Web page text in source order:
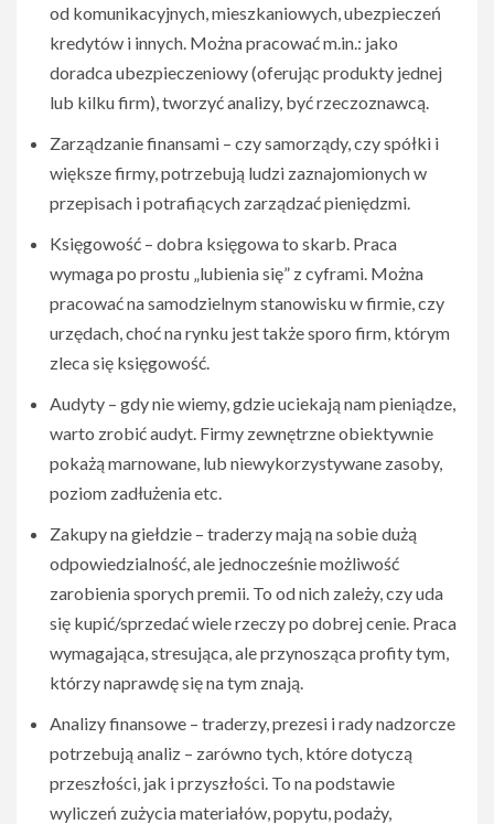
od komunikacyjnych, mieszkaniowych, ubezpieczeń
kredytów i innych. Można pracować m.in.: jako
doradca ubezpieczeniowy (oferując produkty jednej
lub kilku firm), tworzyć analizy, być rzeczoznawcą.
Zarządzanie finansami – czy samorządy, czy spółki i
większe firmy, potrzebują ludzi zaznajomionych w
przepisach i potrafiących zarządzać pieniędzmi.
Księgowość – dobra księgowa to skarb. Praca
wymaga po prostu „lubienia się” z cyframi. Można
pracować na samodzielnym stanowisku w firmie, czy
urzędach, choć na rynku jest także sporo firm, którym
zleca się księgowość.
Audyty – gdy nie wiemy, gdzie uciekają nam pieniądze,
warto zrobić audyt. Firmy zewnętrzne obiektywnie
pokażą marnowane, lub niewykorzystywane zasoby,
poziom zadłużenia etc.
Zakupy na giełdzie – traderzy mają na sobie dużą
odpowiedzialność, ale jednocześnie możliwość
zarobienia sporych premii. To od nich zależy, czy uda
się kupić/sprzedać wiele rzeczy po dobrej cenie. Praca
wymagająca, stresująca, ale przynosząca profity tym,
którzy naprawdę się na tym znają.
Analizy finansowe – traderzy, prezesi i rady nadzorcze
potrzebują analiz – zarówno tych, które dotyczą
przeszłości, jak i przyszłości. To na podstawie
wyliczeń zużycia materiałów, popytu, podaży,